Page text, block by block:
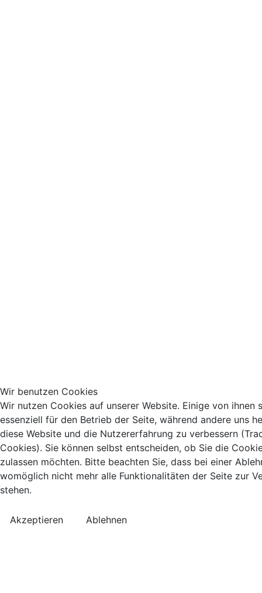
Wir benutzen Cookies
Wir nutzen Cookies auf unserer Website. Einige von ihnen
essenziell für den Betrieb der Seite, während andere uns
diese Website und die Nutzererfahrung zu verbessern
Cookies). Sie können selbst entscheiden, ob Sie die
zulassen möchten. Bitte beachten Sie, dass bei einer
womöglich nicht mehr alle Funktionalitäten der Seite zur
stehen.
Akzeptieren Ablehnen